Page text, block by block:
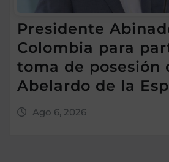
Presidente
Colombia para
toma de posesión
Abelardo de la
Ago 6, 2026